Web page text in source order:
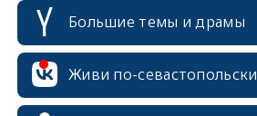
Большие темы и драмы
Живи по-севастопольски